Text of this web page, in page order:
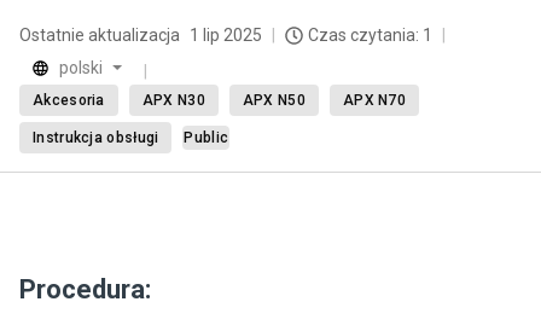
Ostatnie aktualizacja 1 lip 2025
Czas czytania: 1
polski
Akcesoria APX N30 APX N50 APX N70
Instrukcja obsługi Public
Procedura: